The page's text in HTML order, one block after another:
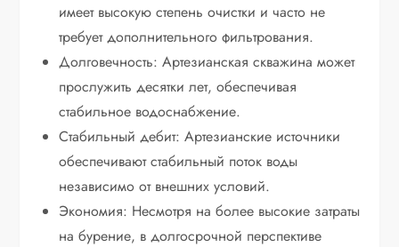
имеет высокую степень очистки и часто не
требует дополнительного фильтрования.
Долговечность: Артезианская скважина может
прослужить десятки лет, обеспечивая
стабильное водоснабжение.
Стабильный дебит: Артезианские источники
обеспечивают стабильный поток воды
независимо от внешних условий.
Экономия: Несмотря на более высокие затраты
на бурение, в долгосрочной перспективе